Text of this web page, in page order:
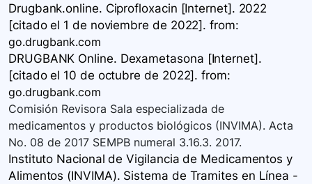
Drugbank.online. Ciprofloxacin [Internet]. 2022
[citado el 1 de noviembre de 2022]. from:
go.drugbank.com
DRUGBANK Online. Dexametasona [Internet].
[citado el 10 de octubre de 2022]. from:
go.drugbank.com
Comisión Revisora Sala especializada de
medicamentos y productos biológicos (INVIMA). Acta
No. 08 de 2017 SEMPB numeral 3.16.3. 2017.
Instituto Nacional de Vigilancia de Medicamentos y
Alimentos (INVIMA). Sistema de Tramites en Línea -